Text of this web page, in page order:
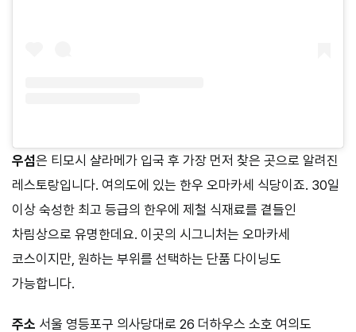
우섬은 티모시 샬라메가 입국 후 가장 먼저 찾은 곳으로 알려진
레스토랑입니다. 여의도에 있는 한우 오마카세 식당이죠. 30일
이상 숙성한 최고 등급의 한우에 제철 식재료를 곁들인
차림상으로 유명한데요. 이곳의 시그니처는 오마카세
코스이지만, 원하는 부위를 선택하는 단품 다이닝도
가능합니다.
주소 서울 영등포구 의사당대로 26 더하우스 소호 여의도